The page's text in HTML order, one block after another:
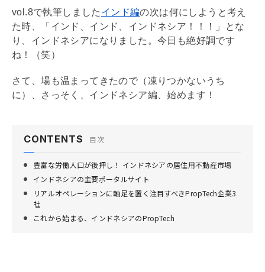
vol.8で執筆しました インド編の次は何にしようと考え
た時、「インド、インド、インドネシア！！！」とな
り、インドネシアになりました。今日も絶好調です
ね！（笑）
さて、場も温まってきたので（凍りつかないうち
に）、さっそく、インドネシア編、始めます！
CONTENTS 目次
豊富な労働人口が後押し！ インドネシアの居住用不動産市場
インドネシアの主要ポータルサイト
リアルオペレーションに軸足を置く注目すべきPropTech企業3
社
これから始まる、インドネシアのPropTech